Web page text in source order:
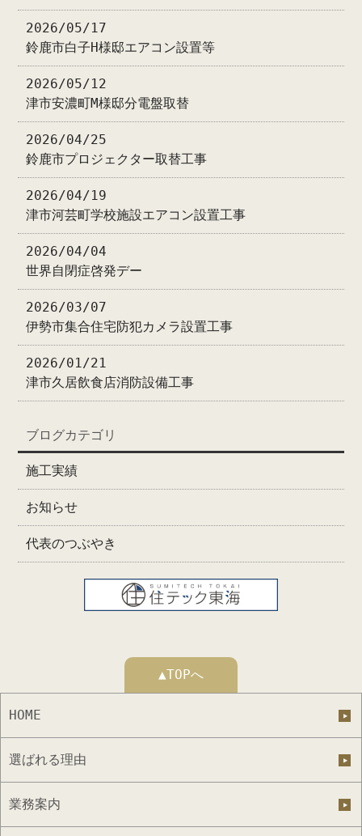
2026/05/17
鈴鹿市白子H様邸エアコン設置等
2026/05/12
津市安濃町M様邸分電盤取替
2026/04/25
鈴鹿市プロジェクター取替工事
2026/04/19
津市河芸町学校施設エアコン設置工事
2026/04/04
世界自閉症啓発デー
2026/03/07
伊勢市集合住宅防犯カメラ設置工事
2026/01/21
津市久居飲食店消防設備工事
ブログカテゴリ
施工実績
お知らせ
代表のつぶやき
▲TOPへ
HOME
選ばれる理由
業務案内